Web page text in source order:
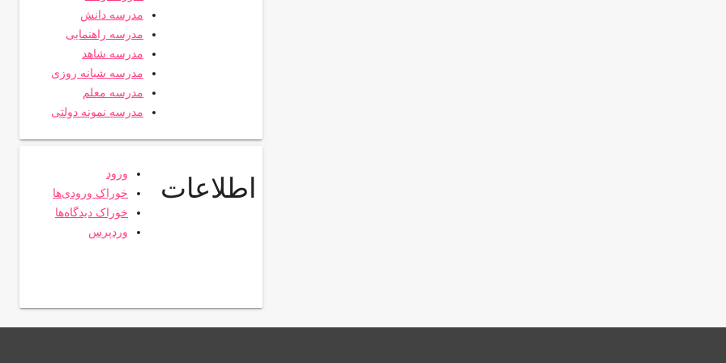
مدرسه دانش
مدرسه راهنمایی
مدرسه شاهد
مدرسه شبانه روزی
مدرسه معلم
مدرسه نمونه دولتی
اطلاعات
ورود
خوراک ورودی‌ها
خوراک دیدگاه‌ها
وردپرس